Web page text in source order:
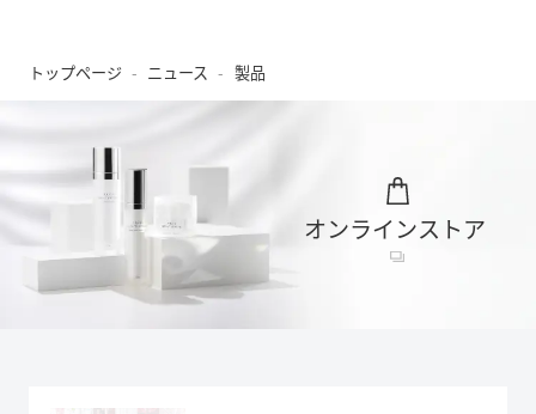
トップページ ニュース 製品
オンラインストア